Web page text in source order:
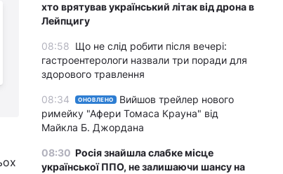
зафіксували рідкісне
явище в небі (фото)
хто врятував український літак від дрона в
Лейпцигу
08:58 Що не слід робити після вечері:
гастроентерологи назвали три поради для
здорового травлення
08:34 ОНОВЛЕНО
Вийшов трейлер нового
римейку "Афери Томаса Крауна" від
Майкла Б. Джордана
08:30 Росія знайшла слабке місце
української ППО, не залишаючи шансу на